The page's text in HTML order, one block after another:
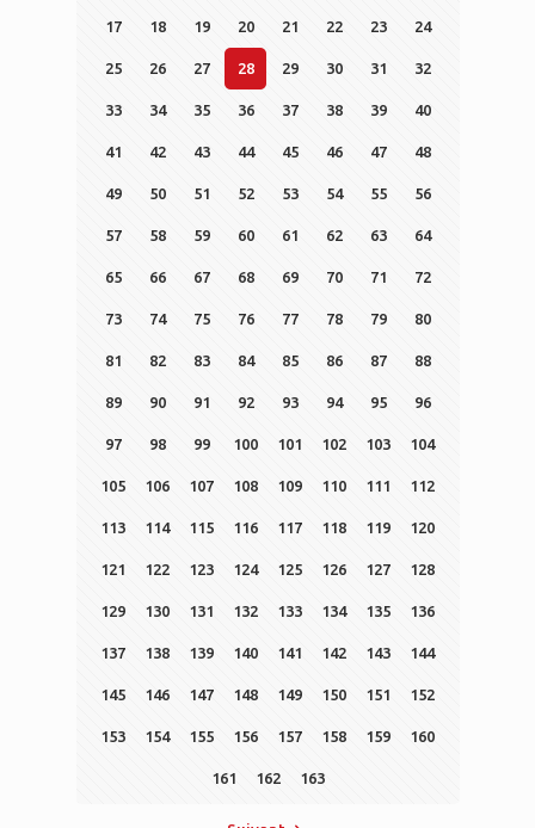
17 18 19 20 21 22 23 24
25 26 27 28 29 30 31 32
33 34 35 36 37 38 39 40
41 42 43 44 45 46 47 48
49 50 51 52 53 54 55 56
57 58 59 60 61 62 63 64
65 66 67 68 69 70 71 72
73 74 75 76 77 78 79 80
81 82 83 84 85 86 87 88
89 90 91 92 93 94 95 96
97 98 99 100 101 102 103 104
105 106 107 108 109 110 111 112
113 114 115 116 117 118 119 120
121 122 123 124 125 126 127 128
129 130 131 132 133 134 135 136
137 138 139 140 141 142 143 144
145 146 147 148 149 150 151 152
153 154 155 156 157 158 159 160
161 162 163